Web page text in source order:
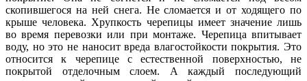
скопившегося на ней снега. Не сломается и от ходящего по
крыше человека. Хрупкость черепицы имеет значение лишь
во время перевозки или при монтаже. Черепица впитывает
воду, но это не наносит вреда влагостойкости покрытия. Это
относится к черепице с естественной поверхностью, не
покрытой отделочным слоем. А каждый последующий